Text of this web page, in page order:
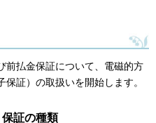
前払金保証について、電磁的方
証）の取扱いを開始します。
証の種類